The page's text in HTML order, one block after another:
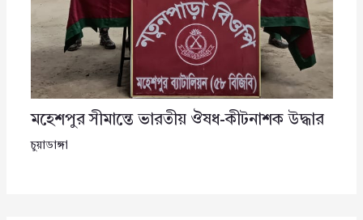
মহেশপুর সীমান্তে ভারতীয় ঔষধ-কীটনাশক উদ্ধার
চুয়াডাঙ্গা